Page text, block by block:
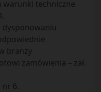
warunki techniczne
branży
zamówienia – zał.
nr 6.